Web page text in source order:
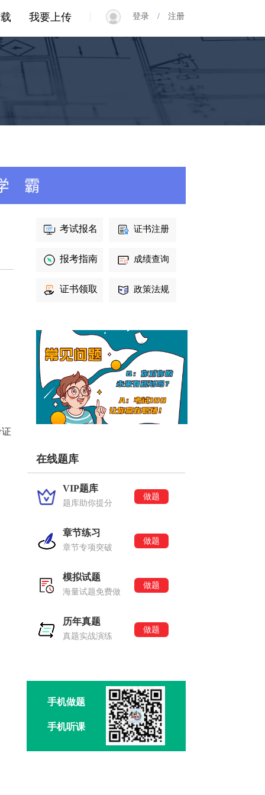
登录/ 注册
我要上传
考试报名
报考指南
证书领取
证书注册
成绩查询
政策法规
在线题库
VIP题库
题库助你提分
做题
章节练习
章节专项突破
做题
模拟试题
海量试题免费做
做题
历年真题
真题实战演练
做题
手机做题
手机听课